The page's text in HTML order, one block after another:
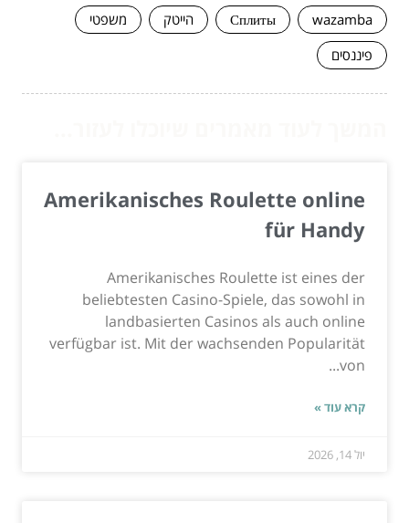
wazamba
Сплиты הייטק
משפטי
פיננסים
Amerikanisches Roulette online
für Handy
Amerikanisches Roulette ist eines der
beliebtesten Casino-Spiele, das sowohl in
landbasierten Casinos als auch online
verfügbar ist. Mit der wachsenden Popularität
von...
קרא עוד »
יול 14, 2026